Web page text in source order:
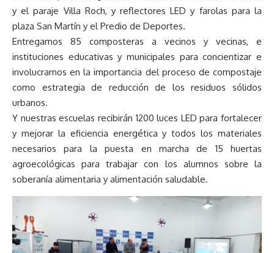
y el paraje Villa Roch, y reflectores LED y farolas para la
plaza San Martín y el Predio de Deportes.
Entregamos 85 composteras a vecinos y vecinas, e
instituciones educativas y municipales para concientizar e
involucrarnos en la importancia del proceso de compostaje
como estrategia de reducción de los residuos sólidos
urbanos.
Y nuestras escuelas recibirán 1200 luces LED para fortalecer
y mejorar la eficiencia energética y todos los materiales
necesarios para la puesta en marcha de 15 huertas
agroecológicas para trabajar con los alumnos sobre la
soberanía alimentaria y alimentación saludable.